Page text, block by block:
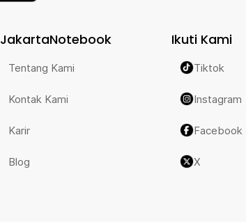
JakartaNotebook
Tentang Kami
Kontak Kami
Karir
Blog
Ikuti Kami
Tiktok
Instagram
Facebook
X